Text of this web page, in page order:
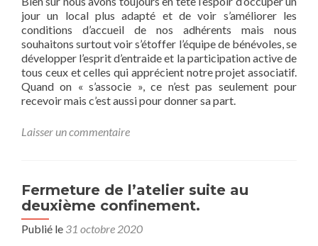
jour un local plus adapté et de voir s’améliorer les
conditions d’accueil de nos adhérents mais nous
souhaitons surtout voir s’étoffer l’équipe de bénévoles, se
développer l’esprit d’entraide et la participation active de
tous ceux et celles qui apprécient notre projet associatif.
Quand on « s’associe », ce n’est pas seulement pour
recevoir mais c’est aussi pour donner sa part.
Laisser un commentaire
Fermeture de l’atelier suite au
deuxième confinement.
Publié le 31 octobre 2020